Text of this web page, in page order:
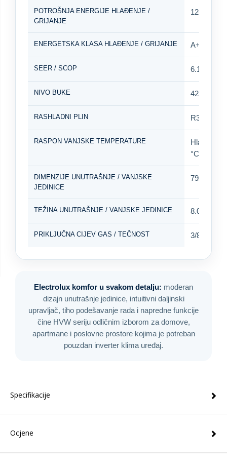
POTROŠNJA ENERGIJE HLAĐENJE /
GRIJANJE
1260 W /
ENERGETSKA KLASA HLAĐENJE / GRIJANJE A++ / A+
SEER / SCOP 6.1 / 4.0
NIVO BUKE 42/40/38/
RASHLADNI PLIN R32 / 0.55
RASPON VANJSKE TEMPERATURE
Hlađenje:
°C
DIMENZIJE UNUTRAŠNJE / VANJSKE
JEDINICE
792 × 279
TEŽINA UNUTRAŠNJE / VANJSKE JEDINICE 8.0 kg / 20
PRIKLJUČNA CIJEV GAS / TEČNOST 3/8" / 1/4"
Electrolux komfor u svakom detalju: moderan
dizajn unutrašnje jedinice, intuitivni daljinski
upravljač, tiho podešavanje rada i napredne funkcije
čine HVW seriju odličnim izborom za domove,
apartmane i poslovne prostore kojima je potreban
pouzdan inverter klima uređaj.
Specifikacije
Ocjene